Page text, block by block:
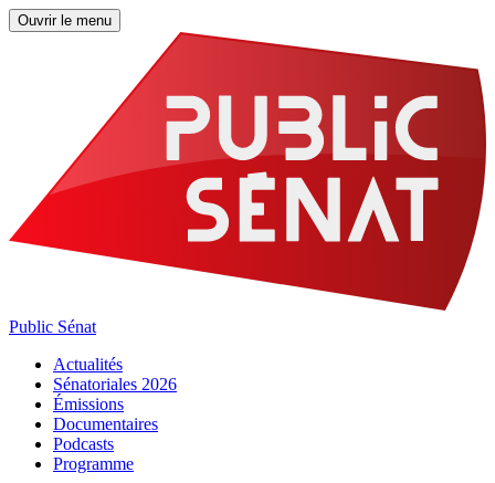
Ouvrir le menu
Public Sénat
Actualités
Sénatoriales 2026
Émissions
Documentaires
Podcasts
Programme